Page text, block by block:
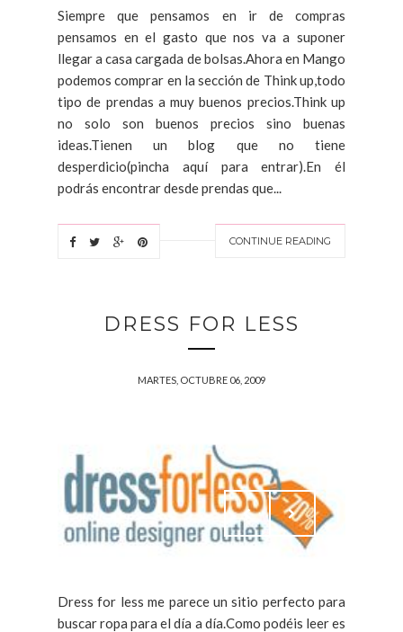
Siempre que pensamos en ir de compras
pensamos en el gasto que nos va a suponer
llegar a casa cargada de bolsas.Ahora en Mango
podemos comprar en la sección de Think up,todo
tipo de prendas a muy buenos precios.Think up
no solo son buenos precios sino buenas
ideas.Tienen un blog que no tiene
desperdicio(pincha aquí para entrar).En él
podrás encontrar desde prendas que...
CONTINUE READING
DRESS FOR LESS
MARTES, OCTUBRE 06, 2009
Dress for less me parece un sitio perfecto para
buscar ropa para el día a día.Como podéis leer es